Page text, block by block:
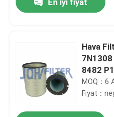
Hava
8482
MOQ：6
Fiyat：